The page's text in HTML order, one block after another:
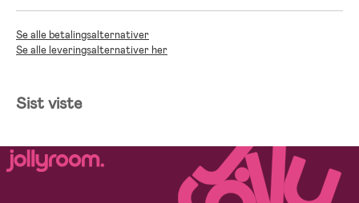
Se alle betalingsalternativer
Se alle leveringsalternativer her
Sist viste